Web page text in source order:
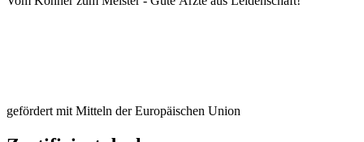
gefördert mit Mitteln der Europäischen Union